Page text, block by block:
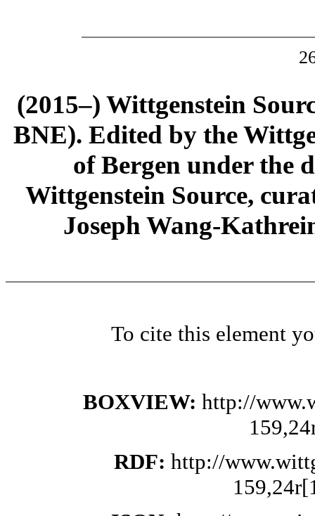
(2015–) Wittgenstein
BNE). Edited by the
of Bergen under the
Wittgenstein Source,
Joseph Wang-
To cite this element
BOXVIEW: http://
RDF: http://